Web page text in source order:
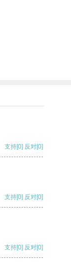
支持[0] 反对[0]
支持[0] 反对[0]
支持[0] 反对[0]